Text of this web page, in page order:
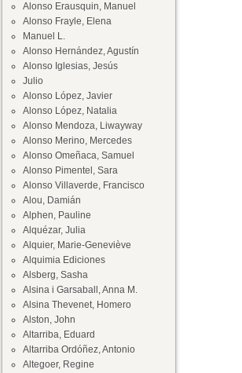
Alonso Erausquin, Manuel
Alonso Frayle, Elena
Manuel L.
Alonso Hernández, Agustín
Alonso Iglesias, Jesús
Julio
Alonso López, Javier
Alonso López, Natalia
Alonso Mendoza, Liwayway
Alonso Merino, Mercedes
Alonso Omeñaca, Samuel
Alonso Pimentel, Sara
Alonso Villaverde, Francisco
Alou, Damián
Alphen, Pauline
Alquézar, Julia
Alquier, Marie-Geneviève
Alquimia Ediciones
Alsberg, Sasha
Alsina i Garsaball, Anna M.
Alsina Thevenet, Homero
Alston, John
Altarriba, Eduard
Altarriba Ordóñez, Antonio
Altegoer, Regine